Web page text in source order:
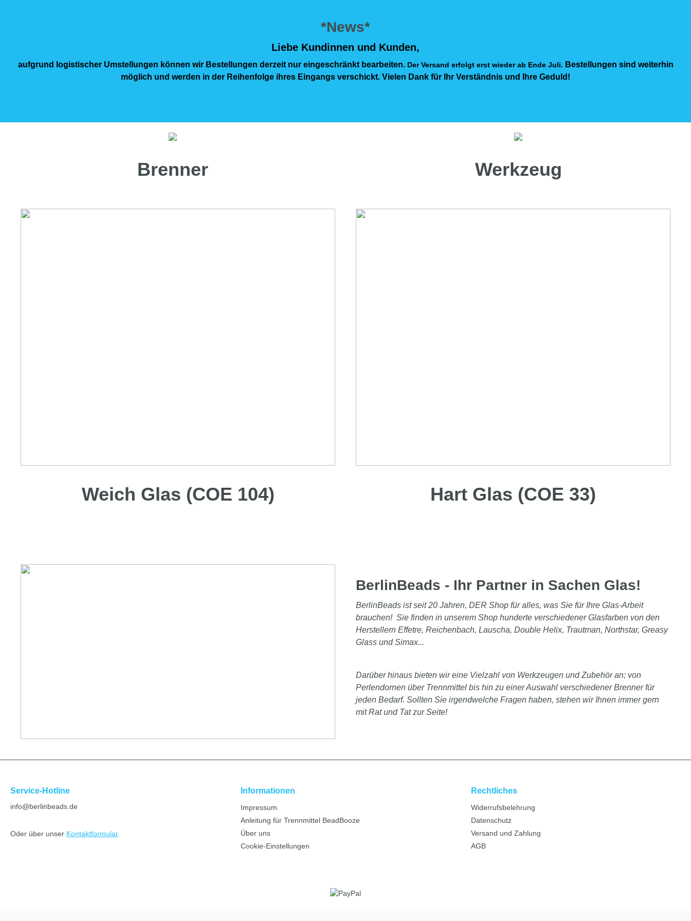
*News*
Liebe Kundinnen und Kunden,
aufgrund logistischer Umstellungen können wir Bestellungen derzeit nur eingeschränkt bearbeiten. Der Versand erfolgt erst wieder ab Ende Juli. Bestellungen sind weiterhin
möglich und werden in der Reihenfolge ihres Eingangs verschickt. Vielen Dank für Ihr Verständnis und Ihre Geduld!
Brenner Werkzeug
Weich Glas (COE 104) Hart Glas (COE 33)
BerlinBeads - Ihr Partner in Sachen Glas!
BerlinBeads ist seit 20 Jahren, DER Shop für alles, was Sie für Ihre Glas-Arbeit
brauchen! Sie finden in unserem Shop hunderte verschiedener Glasfarben von den
Herstellern Effetre, Reichenbach, Lauscha, Double Helix, Trautman, Northstar, Greasy
Glass und Simax...
Darüber hinaus bieten wir eine Vielzahl von Werkzeugen und Zubehör an; von
Perlendornen über Trennmittel bis hin zu einer Auswahl verschiedener Brenner für
jeden Bedarf. Sollten Sie irgendwelche Fragen haben, stehen wir Ihnen immer gern
mit Rat und Tat zur Seite!
Service-Hotline
info@berlinbeads.de
Oder über unser Kontaktformular.
Informationen
Impressum
Anleitung für Trennmittel BeadBooze
Über uns
Cookie-Einstellungen
Rechtliches
Widerrufsbelehrung
Datenschutz
Versand und Zahlung
AGB